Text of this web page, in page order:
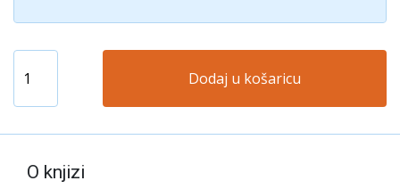
Dodaj u košaricu
O knjizi